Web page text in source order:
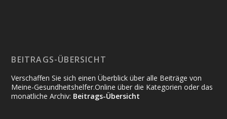
BEITRAGS-ÜBERSICHT
Verschaffen Sie sich einen Überblick über alle Beiträge von
Meine-Gesundheitshelfer.Online über die Kategorien oder das
monatliche Archiv: Beitrags-Übersicht